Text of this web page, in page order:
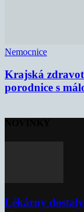
Nemocnice
Krajská
porodnice s
Lékárny